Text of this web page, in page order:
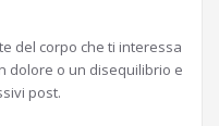
del corpo che ti interessa
dolore o un disequilibrio e
post.